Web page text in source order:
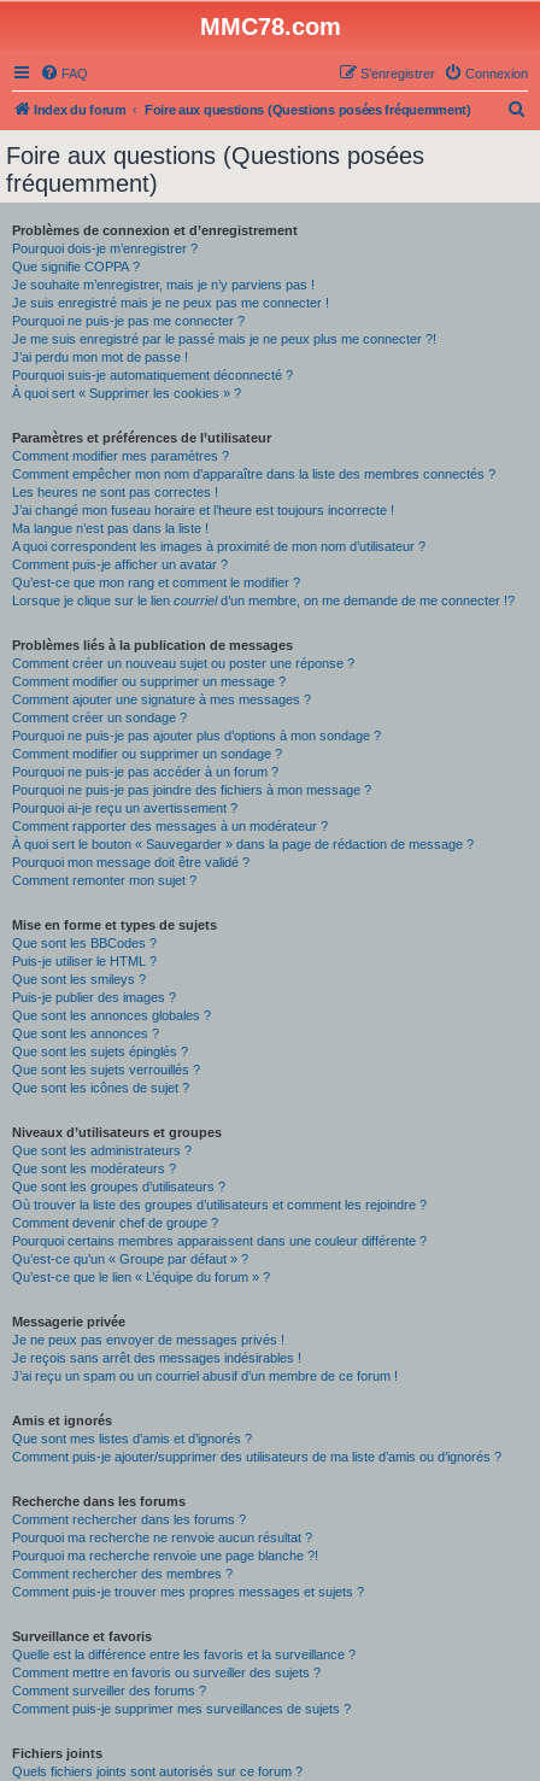
MMC78.com
FAQ Connexion
S’enregistrer
Index du forum Foire aux questions (Questions posées fréquemment)
Foire aux questions (Questions posées
fréquemment)
Problèmes de connexion et d’enregistrement
Pourquoi dois-je m’enregistrer ?
Que signifie COPPA ?
Je souhaite m’enregistrer, mais je n’y parviens pas !
Je suis enregistré mais je ne peux pas me connecter !
Pourquoi ne puis-je pas me connecter ?
Je me suis enregistré par le passé mais je ne peux plus me connecter ?!
J’ai perdu mon mot de passe !
Pourquoi suis-je automatiquement déconnecté ?
À quoi sert « Supprimer les cookies » ?
Paramètres et préférences de l’utilisateur
Comment modifier mes paramètres ?
Comment empêcher mon nom d’apparaître dans la liste des membres connectés ?
Les heures ne sont pas correctes !
J’ai changé mon fuseau horaire et l’heure est toujours incorrecte !
Ma langue n’est pas dans la liste !
A quoi correspondent les images à proximité de mon nom d’utilisateur ?
Comment puis-je afficher un avatar ?
Qu’est-ce que mon rang et comment le modifier ?
Lorsque je clique sur le lien courrield’un membre, on me demande de me connecter !?
Problèmes liés à la publication de messages
Comment créer un nouveau sujet ou poster une réponse ?
Comment modifier ou supprimer un message ?
Comment ajouter une signature à mes messages ?
Comment créer un sondage ?
Pourquoi ne puis-je pas ajouter plus d’options à mon sondage ?
Comment modifier ou supprimer un sondage ?
Pourquoi ne puis-je pas accéder à un forum ?
Pourquoi ne puis-je pas joindre des fichiers à mon message ?
Pourquoi ai-je reçu un avertissement ?
Comment rapporter des messages à un modérateur ?
À quoi sert le bouton « Sauvegarder » dans la page de rédaction de message ?
Pourquoi mon message doit être validé ?
Comment remonter mon sujet ?
Mise en forme et types de sujets
Que sont les BBCodes ?
Puis-je utiliser le HTML ?
Que sont les smileys ?
Puis-je publier des images ?
Que sont les annonces globales ?
Que sont les annonces ?
Que sont les sujets épinglés ?
Que sont les sujets verrouillés ?
Que sont les icônes de sujet ?
Niveaux d’utilisateurs et groupes
Que sont les administrateurs ?
Que sont les modérateurs ?
Que sont les groupes d’utilisateurs ?
Où trouver la liste des groupes d’utilisateurs et comment les rejoindre ?
Comment devenir chef de groupe ?
Pourquoi certains membres apparaissent dans une couleur différente ?
Qu’est-ce qu’un « Groupe par défaut » ?
Qu’est-ce que le lien « L’équipe du forum » ?
Messagerie privée
Je ne peux pas envoyer de messages privés !
Je reçois sans arrêt des messages indésirables !
J’ai reçu un spam ou un courriel abusif d’un membre de ce forum !
Amis et ignorés
Que sont mes listes d’amis et d’ignorés ?
Comment puis-je ajouter/supprimer des utilisateurs de ma liste d’amis ou d’ignorés ?
Recherche dans les forums
Comment rechercher dans les forums ?
Pourquoi ma recherche ne renvoie aucun résultat ?
Pourquoi ma recherche renvoie une page blanche ?!
Comment rechercher des membres ?
Comment puis-je trouver mes propres messages et sujets ?
Surveillance et favoris
Quelle est la différence entre les favoris et la surveillance ?
Comment mettre en favoris ou surveiller des sujets ?
Comment surveiller des forums ?
Comment puis-je supprimer mes surveillances de sujets ?
Fichiers joints
Quels fichiers joints sont autorisés sur ce forum ?